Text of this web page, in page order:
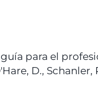
guía para el
D.,